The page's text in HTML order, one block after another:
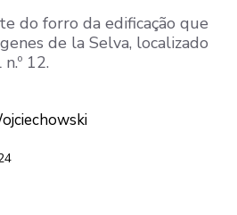
do forro da edificação que
de la Selva, localizado
12.